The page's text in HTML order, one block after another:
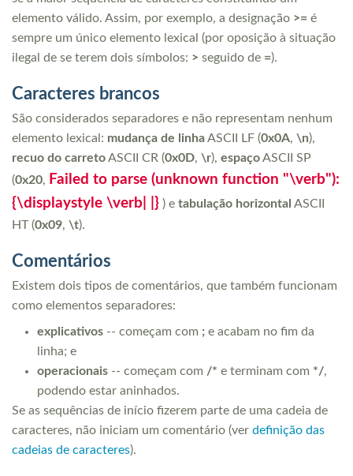
elemento válido. Assim, por exemplo, a designação >= é
sempre um único elemento lexical (por oposição à situação
ilegal de se terem dois símbolos: > seguido de =).
Caracteres brancos
São considerados separadores e não representam nenhum
elemento lexical: mudança de linhaASCII LF (0x0A, \n),
recuo do carretoASCII CR (0x0D, \r), espaçoASCII SP
(0x20, Failed to parse (unknown function "\verb"):
{\displaystyle \verb| |} ) e tabulação horizontal ASCII
HT (0x09, \t).
Comentários
Existem dois tipos de comentários, que também funcionam
como elementos separadores:
explicativos -- começam com ; e acabam no fim da
linha; e
operacionais -- começam com /* e terminam com */,
podendo estar aninhados.
Se as sequências de início fizerem parte de uma cadeia de
caracteres, não iniciam um comentário (ver definição das
cadeias de caracteres).